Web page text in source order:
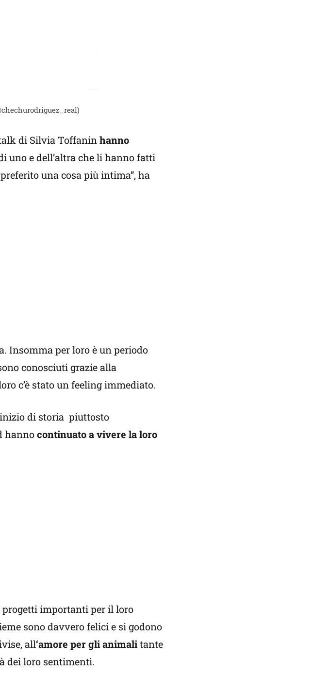
di Silvia Toffaninhanno
uno e dell’altra che li hanno fatti
una cosa più intima”, ha
Insomma per loro è un periodo
conosciuti grazie alla
c’è stato un feeling immediato.
di storia piuttosto
hannocontinuato a vivere la loro
progetti importanti per il loro
sono davvero felici e si godono
all‘amore per gli animalitante
dei loro sentimenti.